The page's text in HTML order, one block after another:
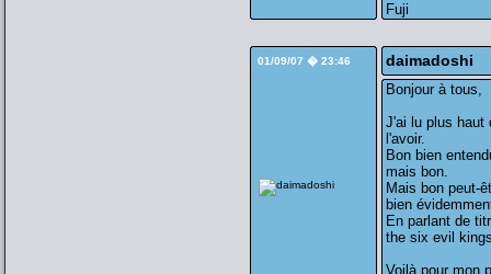
Fuji
01/09/07 � 23:46 daimadoshi
Bonjour à tous,
J'ai lu plus haut
l'avoir.
Bon bien
mais bon.
Mais bon peut-
bien
En parlant de
the six evil
Voilà pour mon